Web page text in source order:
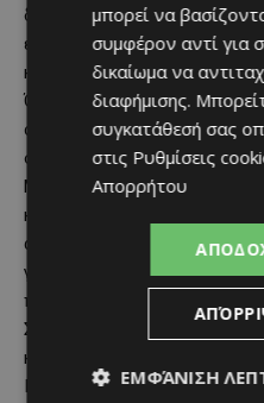
δρ. Μιχάλη Βωνιάτη (με δική
εντοπίσθηκε μέσα στο δάσος
κοιμητήριο με έξοδα της
Όνασαγόρας’) και τον Ανδρέα
συνέβαλαν, στο να γίνει
όπως και τότε..
Μνημόσυνο μετά από 73
και τρισάγιο σε αυτό τον
απίστευτα συναισθήματα να
γιατί να μας βασανίζει.. μια
περιγραφεί με λόγια..
Σήμερα η κοινωνία, έκανε
καιρό..
Για να ηρεμήσουν οι ψυχές
μπορεί να
συμφέρον αντί για
δικαίωμα να
διαφήμισης.
συγκατάθεσή σας
στις Ρυθμίσεις
Απορρήτου
ΕΜΦΆΝΙΣΗ